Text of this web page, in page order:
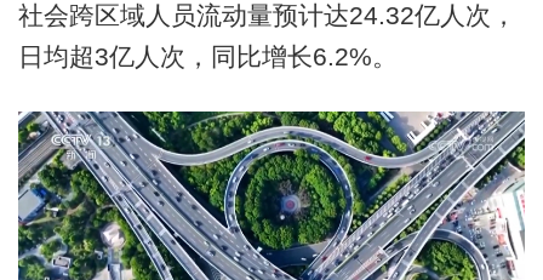
社会跨区域人员流动量预计达24.32亿人次，
日均超3亿人次，同比增长6.2%。